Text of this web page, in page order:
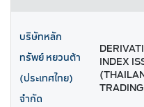
บริษัทหลัก
ทรัพย์ หยวนต้า
(ประเทศไทย)
จำกัด
INDEX